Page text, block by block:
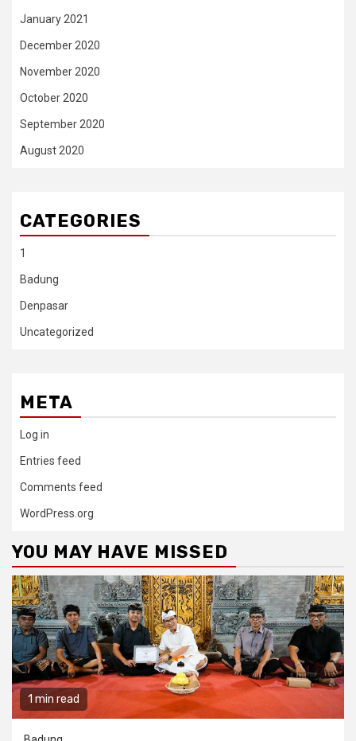
January 2021
December 2020
November 2020
October 2020
September 2020
August 2020
CATEGORIES
1
Badung
Denpasar
Uncategorized
META
Log in
Entries feed
Comments feed
WordPress.org
YOU MAY HAVE MISSED
1 min read